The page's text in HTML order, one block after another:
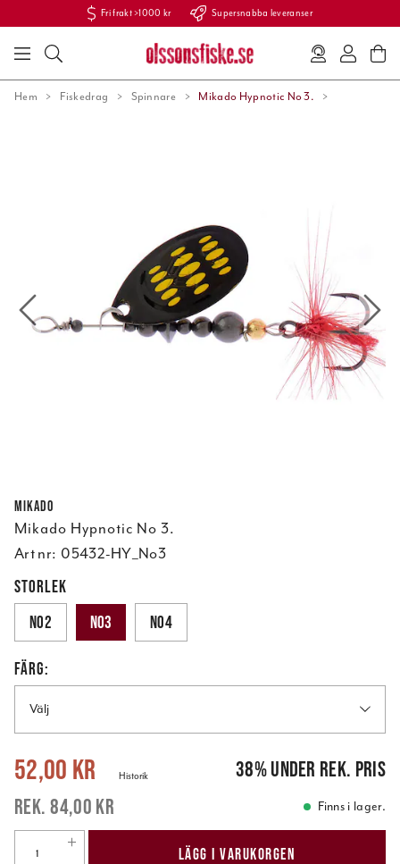
Fri frakt >1000 kr Supersnabba leveranser
Hem Fiskedrag Spinnare Mikado Hypnotic No 3.
Mikado
Mikado Hypnotic No 3.
Art nr: 05432-HY_No3
STORLEK
No2
No3 No4
FÄRG:
Välj
Nuvarande pris: 84,00 kr
52,00 kr
84,00 kr
Historik 38%under rek. pris
Finns i lager.
LÄGG I VARUKORGEN